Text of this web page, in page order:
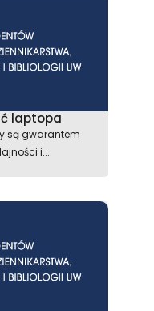
laptopa
są gwarantem
i...